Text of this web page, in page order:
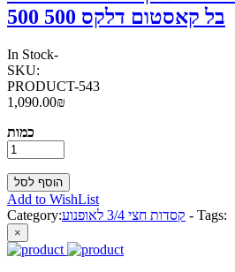
500 בל קאסטום דלקס 500
In Stock-
SKU:
PRODUCT-543
1,090.00₪
כמות
Add to WishList
Category:
קסדות חצי 3/4 לאופנוע - Tags:
×